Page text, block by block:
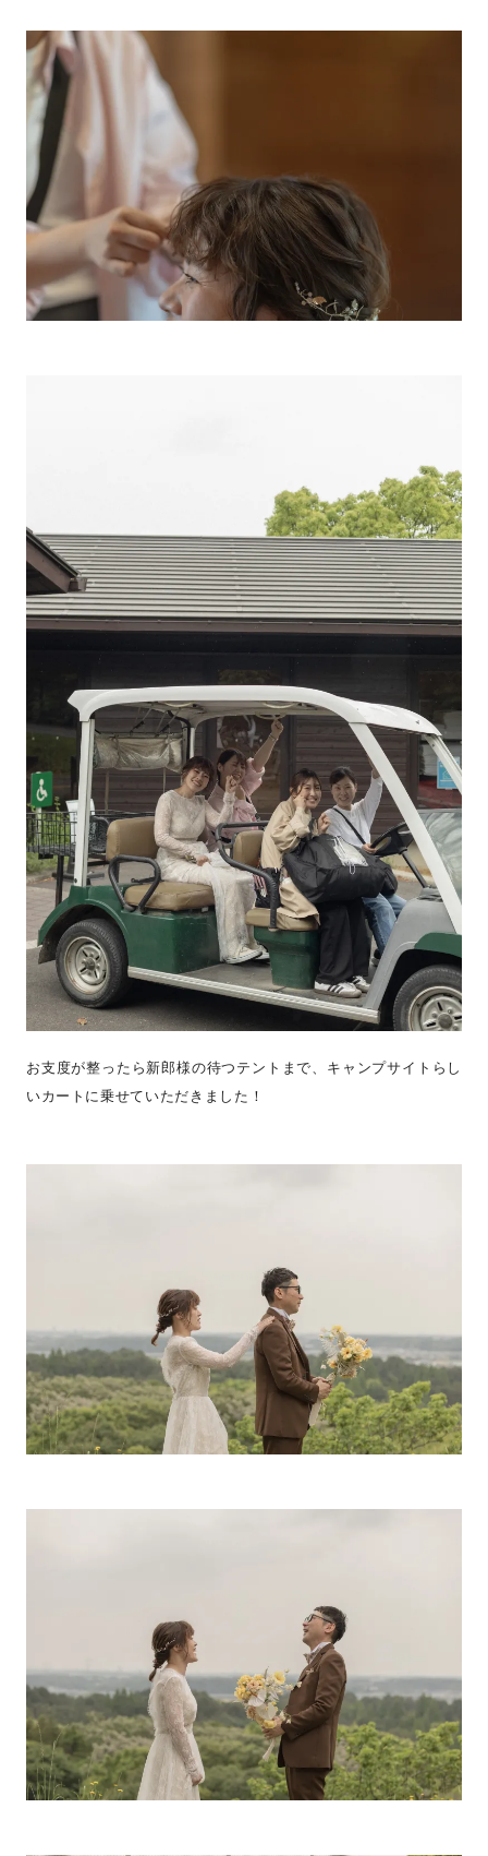
お支度が整ったら新郎様の待つテントまで、キャンプサイトらし
いカートに乗せていただきました！